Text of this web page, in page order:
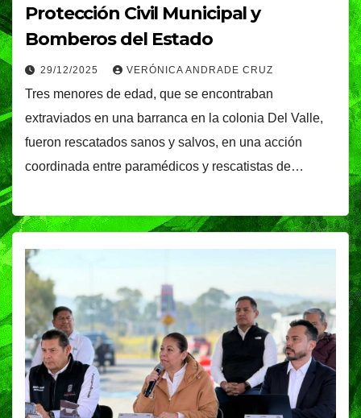
Protección Civil Municipal y
Bomberos del Estado
29/12/2025 VERÓNICA ANDRADE CRUZ
Tres menores de edad, que se encontraban
extraviados en una barranca en la colonia Del Valle,
fueron rescatados sanos y salvos, en una acción
coordinada entre paramédicos y rescatistas de…